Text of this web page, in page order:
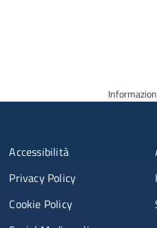
Menù riferimenti
Accessibilità
Privacy Policy
Cookie Policy